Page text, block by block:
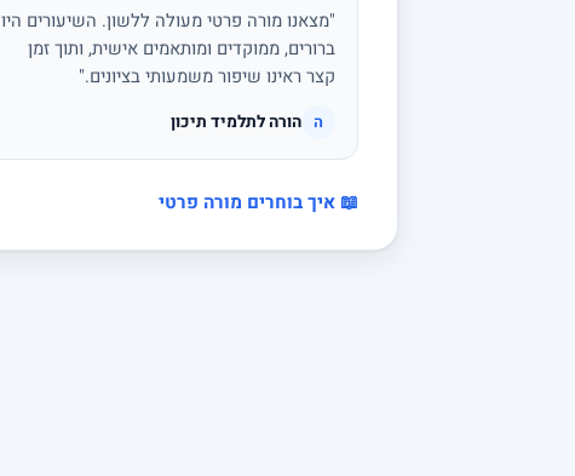
"מצאנו מורה פרטי מעולה ללשון. השיעורים היו
ברורים, ממוקדים ומותאמים אישית, ותוך זמן
קצר ראינו שיפור משמעותי בציונים."
ה הורה לתלמיד תיכון
📖 איך בוחרים מורה פרטי